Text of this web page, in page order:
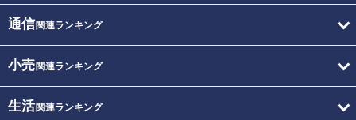
通信関連ランキング
小売関連ランキング
生活関連ランキング